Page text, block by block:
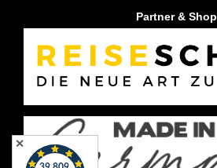
Partner & Shop
✕